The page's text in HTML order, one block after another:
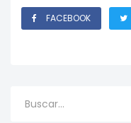
FACEBOOK